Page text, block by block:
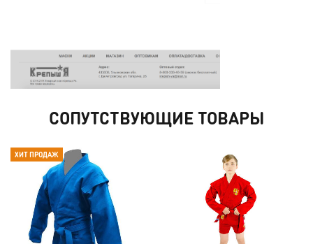
СОПУТСТВУЮЩИЕ ТОВАРЫ
ХИТ ПРОДАЖ